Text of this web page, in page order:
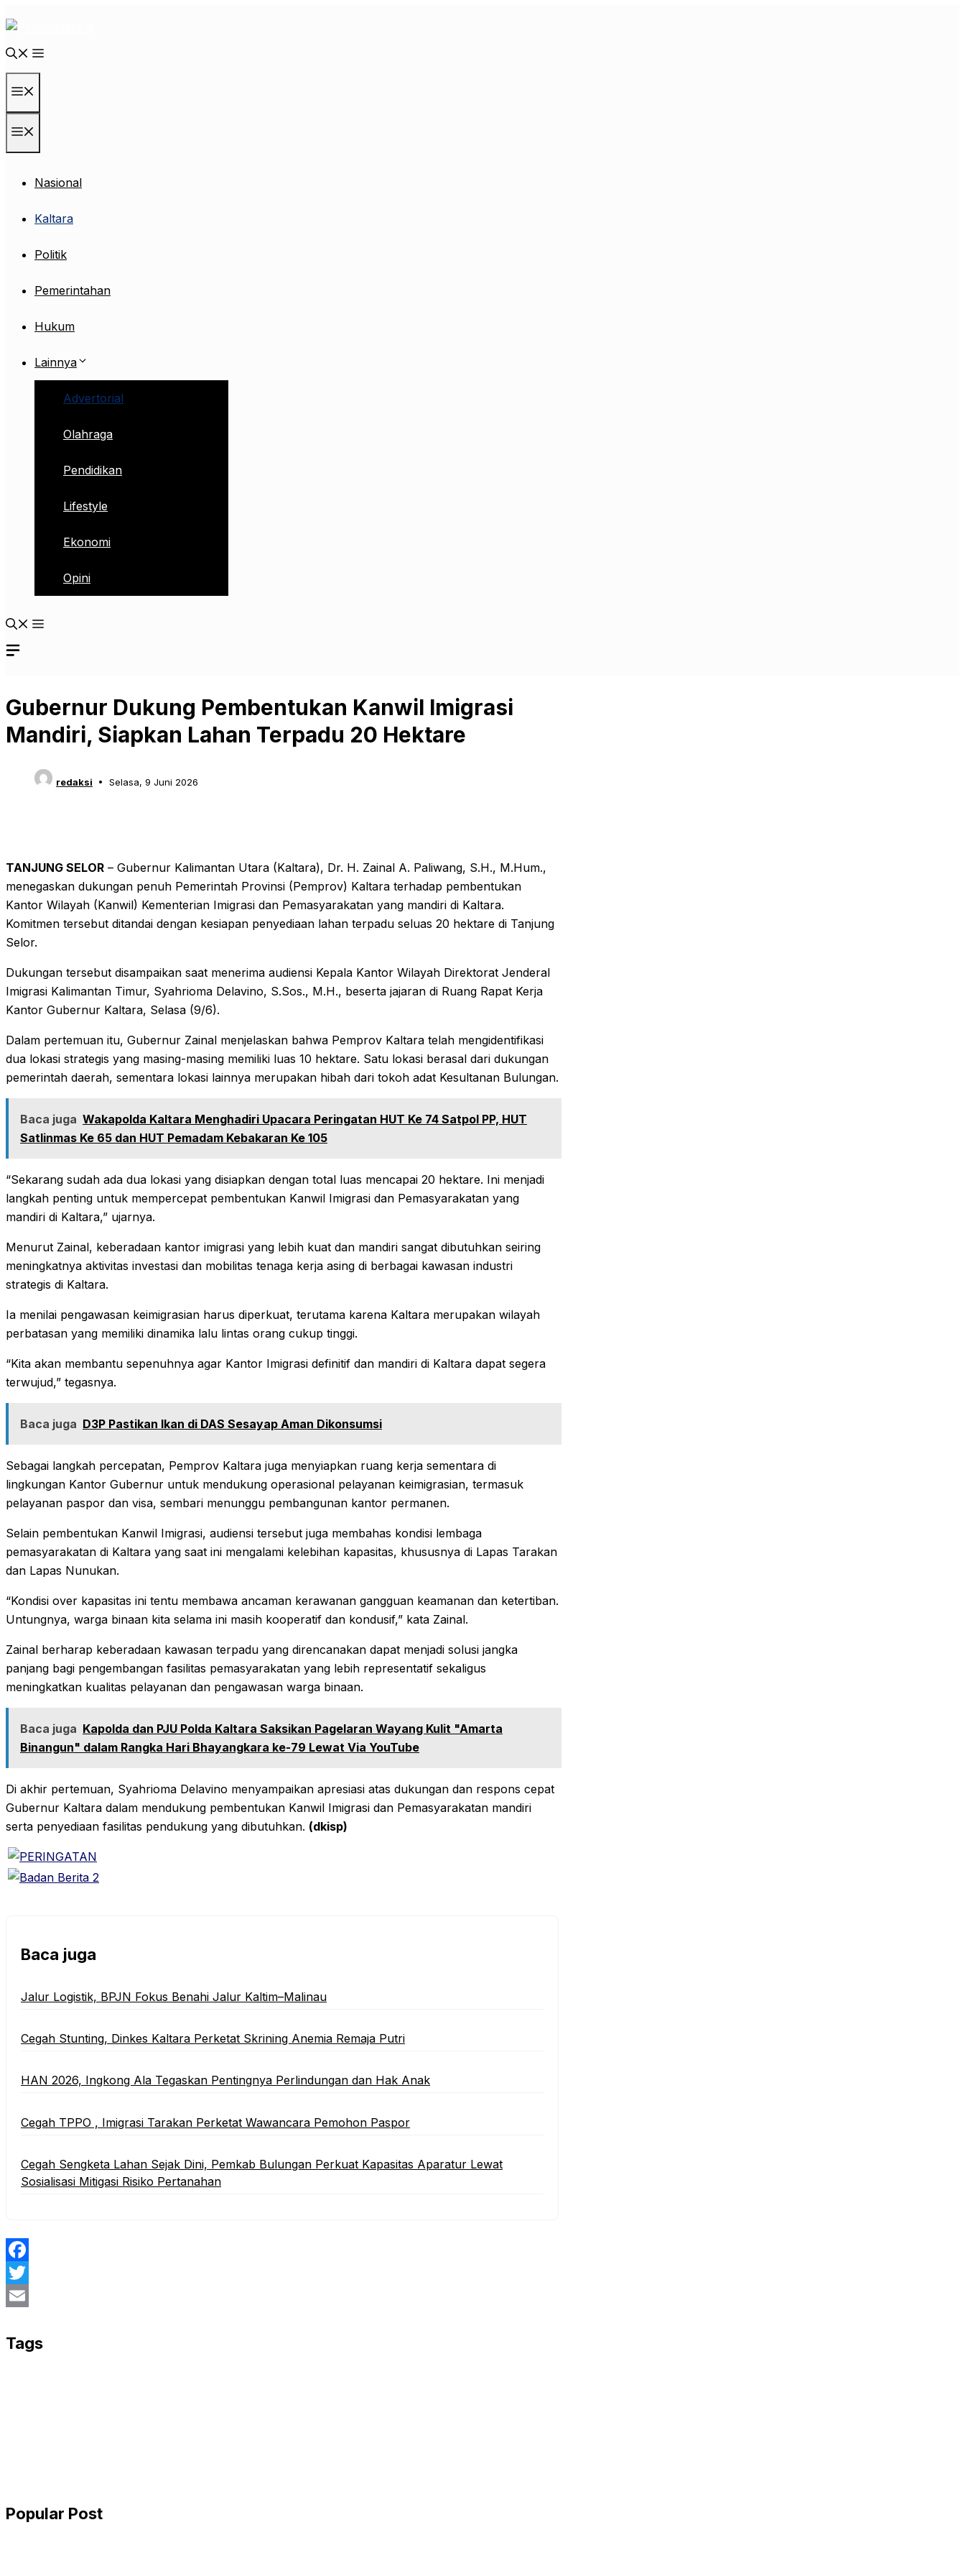
ke
isi
Nasional
Kaltara
Politik
Pemerintahan
Hukum
Lainnya
Advertorial
Olahraga
Pendidikan
Lifestyle
Ekonomi
Opini
Gubernur Dukung Pembentukan Kanwil Imigrasi
Mandiri, Siapkan Lahan Terpadu 20 Hektare
redaksi Selasa, 9 Juni 2026
TANJUNG SELOR – Gubernur Kalimantan Utara (Kaltara), Dr. H. Zainal A. Paliwang, S.H., M.Hum.,
menegaskan dukungan penuh Pemerintah Provinsi (Pemprov) Kaltara terhadap pembentukan
Kantor Wilayah (Kanwil) Kementerian Imigrasi dan Pemasyarakatan yang mandiri di Kaltara.
Komitmen tersebut ditandai dengan kesiapan penyediaan lahan terpadu seluas 20 hektare di Tanjung
Selor.
Dukungan tersebut disampaikan saat menerima audiensi Kepala Kantor Wilayah Direktorat Jenderal
Imigrasi Kalimantan Timur, Syahrioma Delavino, S.Sos., M.H., beserta jajaran di Ruang Rapat Kerja
Kantor Gubernur Kaltara, Selasa (9/6).
Dalam pertemuan itu, Gubernur Zainal menjelaskan bahwa Pemprov Kaltara telah mengidentifikasi
dua lokasi strategis yang masing-masing memiliki luas 10 hektare. Satu lokasi berasal dari dukungan
pemerintah daerah, sementara lokasi lainnya merupakan hibah dari tokoh adat Kesultanan Bulungan.
Baca juga Wakapolda Kaltara Menghadiri Upacara Peringatan HUT Ke 74 Satpol PP, HUT
Satlinmas Ke 65 dan HUT Pemadam Kebakaran Ke 105
“Sekarang sudah ada dua lokasi yang disiapkan dengan total luas mencapai 20 hektare. Ini menjadi
langkah penting untuk mempercepat pembentukan Kanwil Imigrasi dan Pemasyarakatan yang
mandiri di Kaltara,” ujarnya.
Menurut Zainal, keberadaan kantor imigrasi yang lebih kuat dan mandiri sangat dibutuhkan seiring
meningkatnya aktivitas investasi dan mobilitas tenaga kerja asing di berbagai kawasan industri
strategis di Kaltara.
Ia menilai pengawasan keimigrasian harus diperkuat, terutama karena Kaltara merupakan wilayah
perbatasan yang memiliki dinamika lalu lintas orang cukup tinggi.
“Kita akan membantu sepenuhnya agar Kantor Imigrasi definitif dan mandiri di Kaltara dapat segera
terwujud,” tegasnya.
Baca juga D3P Pastikan Ikan di DAS Sesayap Aman Dikonsumsi
Sebagai langkah percepatan, Pemprov Kaltara juga menyiapkan ruang kerja sementara di
lingkungan Kantor Gubernur untuk mendukung operasional pelayanan keimigrasian, termasuk
pelayanan paspor dan visa, sembari menunggu pembangunan kantor permanen.
Selain pembentukan Kanwil Imigrasi, audiensi tersebut juga membahas kondisi lembaga
pemasyarakatan di Kaltara yang saat ini mengalami kelebihan kapasitas, khususnya di Lapas Tarakan
dan Lapas Nunukan.
“Kondisi over kapasitas ini tentu membawa ancaman kerawanan gangguan keamanan dan ketertiban.
Untungnya, warga binaan kita selama ini masih kooperatif dan kondusif,” kata Zainal.
Zainal berharap keberadaan kawasan terpadu yang direncanakan dapat menjadi solusi jangka
panjang bagi pengembangan fasilitas pemasyarakatan yang lebih representatif sekaligus
meningkatkan kualitas pelayanan dan pengawasan warga binaan.
Baca juga Kapolda dan PJU Polda Kaltara Saksikan Pagelaran Wayang Kulit "Amarta
Binangun" dalam Rangka Hari Bhayangkara ke-79 Lewat Via YouTube
Di akhir pertemuan, Syahrioma Delavino menyampaikan apresiasi atas dukungan dan respons cepat
Gubernur Kaltara dalam mendukung pembentukan Kanwil Imigrasi dan Pemasyarakatan mandiri
serta penyediaan fasilitas pendukung yang dibutuhkan. (dkisp)
Baca juga
‎Jalur Logistik, BPJN Fokus Benahi Jalur Kaltim–Malinau
Cegah Stunting, Dinkes Kaltara Perketat Skrining Anemia Remaja Putri
HAN 2026, Ingkong Ala Tegaskan Pentingnya Perlindungan dan Hak Anak
Cegah TPPO , Imigrasi Tarakan Perketat Wawancara Pemohon Paspor
Cegah Sengketa Lahan Sejak Dini, Pemkab Bulungan Perkuat Kapasitas Aparatur Lewat
Sosialisasi Mitigasi Risiko Pertanahan
Facebook
Twitter
Tags
Popular Post